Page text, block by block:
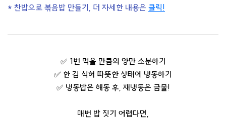
* 찬밥으로 볶음밥 만들기, 더 자세한 내용은 클릭!
✅ 1번 먹을 만큼의 양만 소분하기
✅ 한 김 식혀 따뜻한 상태에 냉동하기
✅ 냉동밥은 해동 후, 재냉동은 금물!
매번 밥 짓기 어렵다면,